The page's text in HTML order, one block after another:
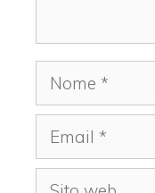
Nome
Email
Sito